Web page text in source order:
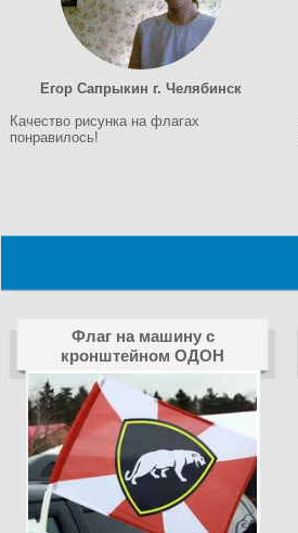
Егор Сапрыкин г. Челябинск
Качество рисунка на флагах
понравилось!
Флаг на машину с
кронштейном ОДОН